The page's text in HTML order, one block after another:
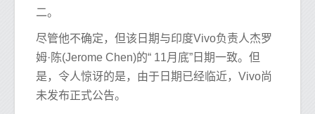
二。
尽管他不确定，但该日期与印度Vivo负责人杰罗
姆·陈(Jerome Chen)的“ 11月底”日期一致。但
是，令人惊讶的是，由于日期已经临近，Vivo尚
未发布正式公告。